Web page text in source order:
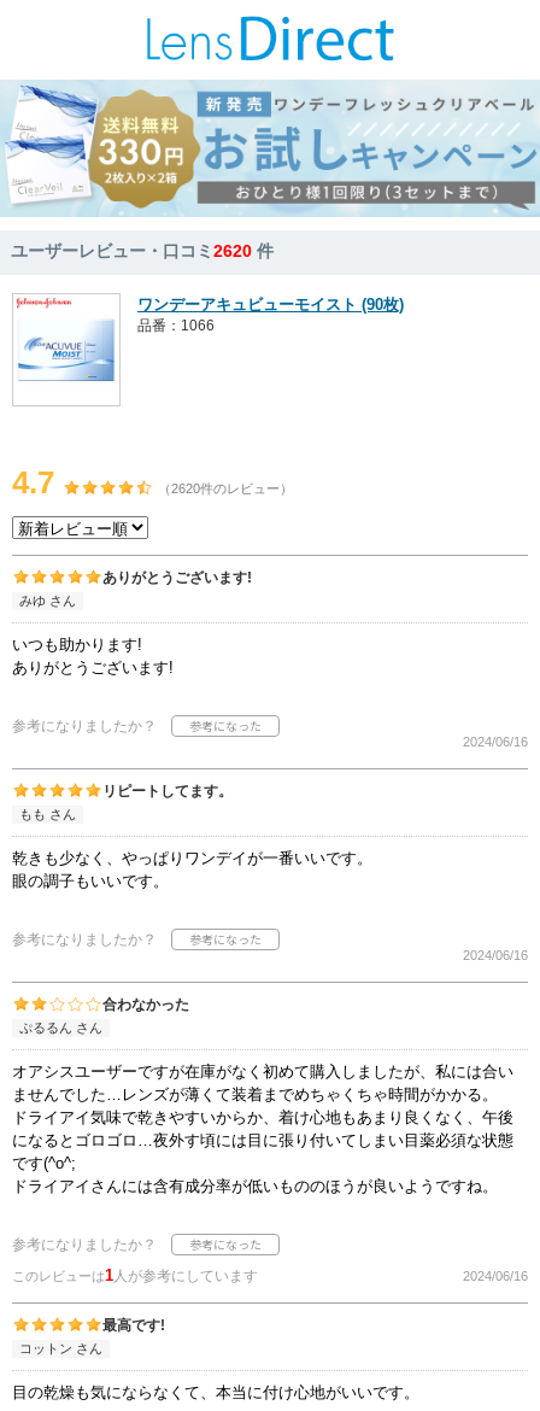
ユーザーレビュー・口コミ2620 件
ワンデーアキュビューモイスト (90枚)
品番：1066
4.7 （2620件のレビュー）
ありがとうございます!
みゆ さん
いつも助かります!
ありがとうございます!
参考になりましたか？
2024/06/16
リピートしてます。
もも さん
乾きも少なく、やっぱりワンデイが一番いいです。
眼の調子もいいです。
参考になりましたか？
2024/06/16
合わなかった
ぷるるん さん
オアシスユーザーですが在庫がなく初めて購入しましたが、私には合い
ませんでした…レンズが薄くて装着までめちゃくちゃ時間がかかる。
ドライアイ気味で乾きやすいからか、着け心地もあまり良くなく、午後
になるとゴロゴロ…夜外す頃には目に張り付いてしまい目薬必須な状態
です(^o^;
ドライアイさんには含有成分率が低いもののほうが良いようですね。
参考になりましたか？
このレビューは1人が参考にしています 2024/06/16
最高です!
コットン さん
目の乾燥も気にならなくて、本当に付け心地がいいです。